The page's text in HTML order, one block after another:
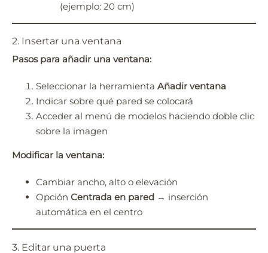
(ejemplo: 20 cm)
2. Insertar una ventana
Pasos para añadir una ventana:
Seleccionar la herramienta Añadir ventana
Indicar sobre qué pared se colocará
Acceder al menú de modelos haciendo doble clic
sobre la imagen
Modificar la ventana:
Cambiar ancho, alto o elevación
Opción Centrada en pared → inserción
automática en el centro
3. Editar una puerta